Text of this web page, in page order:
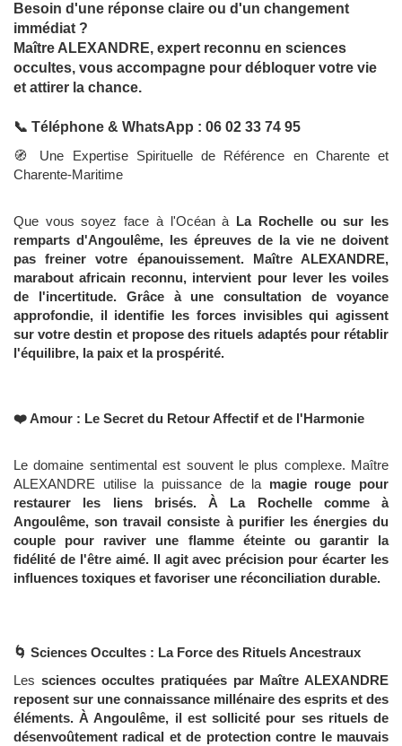
Besoin d'une réponse claire ou d'un changement
immédiat ?
Maître ALEXANDRE, expert reconnu en sciences
occultes, vous accompagne pour débloquer votre vie
et attirer la chance.
📞 Téléphone & WhatsApp : 06 02 33 74 95
🧭 Une Expertise Spirituelle de Référence en Charente et
Charente-Maritime
Que vous soyez face à l'Océan à La Rochelle ou sur les
remparts d'Angoulême, les épreuves de la vie ne doivent
pas freiner votre épanouissement. Maître ALEXANDRE,
marabout africain reconnu, intervient pour lever les voiles
de l'incertitude. Grâce à une consultation de voyance
approfondie, il identifie les forces invisibles qui agissent
sur votre destin et propose des rituels adaptés pour rétablir
l'équilibre, la paix et la prospérité.
❤️ Amour : Le Secret du Retour Affectif et de l'Harmonie
Le domaine sentimental est souvent le plus complexe. Maître
ALEXANDRE utilise la puissance de la magie rouge pour
restaurer les liens brisés. À La Rochelle comme à
Angoulême, son travail consiste à purifier les énergies du
couple pour raviver une flamme éteinte ou garantir la
fidélité de l'être aimé. Il agit avec précision pour écarter les
influences toxiques et favoriser une réconciliation durable.
🌀 Sciences Occultes : La Force des Rituels Ancestraux
Les sciences occultes pratiquées par Maître ALEXANDRE
reposent sur une connaissance millénaire des esprits et des
éléments. ÀAngoulême, il est sollicité pour ses rituels de
désenvoûtement radical et de protection contre le mauvais